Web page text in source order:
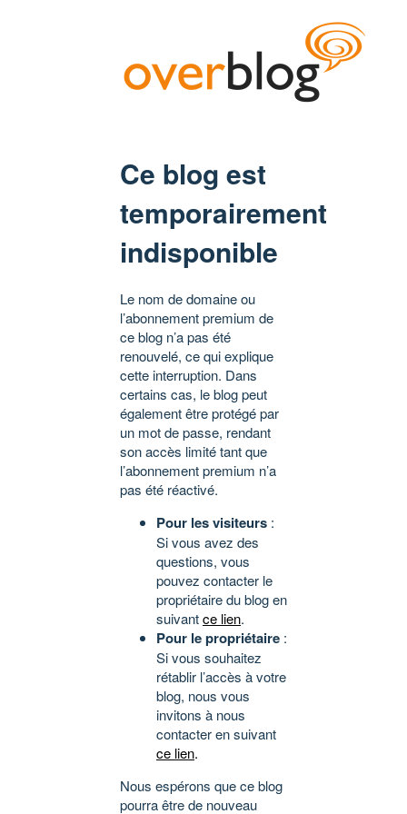
Ce blog est
temporairement
indisponible
Le nom de domaine ou
l’abonnement premium de
ce blog n’a pas été
renouvelé, ce qui explique
cette interruption. Dans
certains cas, le blog peut
également être protégé par
un mot de passe, rendant
son accès limité tant que
l’abonnement premium n’a
pas été réactivé.
Pour les visiteurs :
Si vous avez des
questions, vous
pouvez contacter le
propriétaire du blog en
suivantce lien.
Pour le propriétaire :
Si vous souhaitez
rétablir l’accès à votre
blog, nous vous
invitons à nous
contacter en suivant
ce lien.
Nous espérons que ce blog
pourra être de nouveau